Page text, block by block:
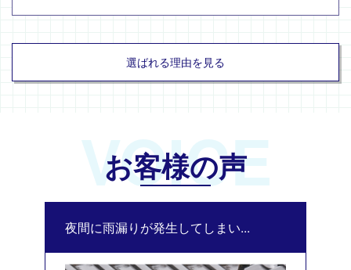
選ばれる理由を見る
VOICE
お客様の声
夜間に雨漏りが発生してしまい...